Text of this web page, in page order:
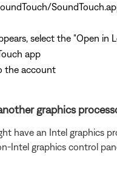
select the "Open in
app
the account
graphics
have an Intel graphics
Intel graphics control